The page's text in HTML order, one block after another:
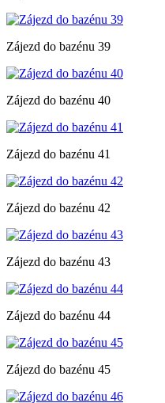
Zájezd do bazénu 39
Zájezd do bazénu 40
Zájezd do bazénu 41
Zájezd do bazénu 42
Zájezd do bazénu 43
Zájezd do bazénu 44
Zájezd do bazénu 45